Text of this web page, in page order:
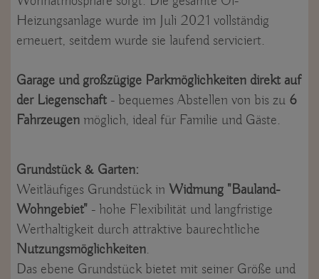
Heizungsanlage wurde im Juli 2021 vollständig
erneuert, seitdem wurde sie laufend serviciert.
Garage und großzügige Parkmöglichkeiten direkt auf
der Liegenschaft - bequemes Abstellen von bis zu 6
Fahrzeugen möglich, ideal für Familie und Gäste.
Grundstück & Garten:
Weitläufiges Grundstück in Widmung "Bauland-
Wohngebiet" - hohe Flexibilität und langfristige
Werthaltigkeit durch attraktive baurechtliche
Nutzungsmöglichkeiten.
Das ebene Grundstück bietet mit seiner Größe und